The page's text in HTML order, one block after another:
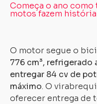
Começa o ano
motos fazem história
O motor segue o
776 cm³, refrigerado
entregar 84 cv de
máximo. O
oferecer entrega de